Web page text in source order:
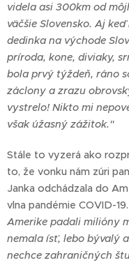
videla asi 300km od
väčšie Slovensko. Aj
dedinka na východe
príroda, kone, diviaky,
bola prvý týždeň, ráno
záclony a zrazu
vystrelo! Nikto mi
však úžasný zážitok."
Stále to vyzerá ako
to, že vonku nám zúri
Janka odchádzala do
vlna pandémie COVID-19.
Amerike padali milióny
nemala ísť, lebo bývalý
nechce zahraničných